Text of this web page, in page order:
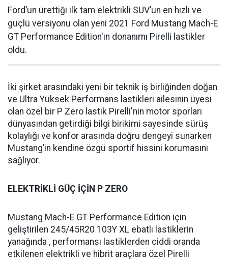
Ford’un ürettiği ilk tam elektrikli SUV’un en hızlı ve
güçlü versiyonu olan yeni 2021 Ford Mustang Mach-E
GT Performance Edition'ın donanımı Pirelli lastikler
oldu.
İki şirket arasındaki yeni bir teknik iş birliğinden doğan
ve Ultra Yüksek Performans lastikleri ailesinin üyesi
olan özel bir P Zero lastik Pirelli'nin motor sporları
dünyasından getirdiği bilgi birikimi sayesinde sürüş
kolaylığı ve konfor arasında doğru dengeyi sunarken
Mustang’in kendine özgü sportif hissini korumasını
sağlıyor.
ELEKTRİKLİ GÜÇ İÇİN P ZERO
Mustang Mach-E GT Performance Edition için
geliştirilen 245/45R20 103Y XL ebatlı lastiklerin
yanağında , performansı lastiklerden ciddi oranda
etkilenen elektrikli ve hibrit araçlara özel Pirelli